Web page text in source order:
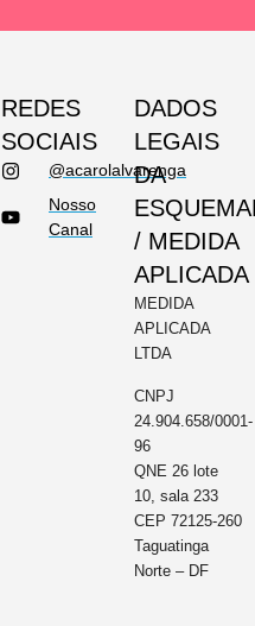
REDES
SOCIAIS
@acarolalvarenga
Nosso
Canal
DADOS
LEGAIS
DA
/ MEDIDA
APLICADA
MEDIDA
APLICADA
LTDA
CNPJ
24.904.658/0001-
96
QNE 26 lote
10, sala 233
CEP 72125-260
Taguatinga
Norte – DF